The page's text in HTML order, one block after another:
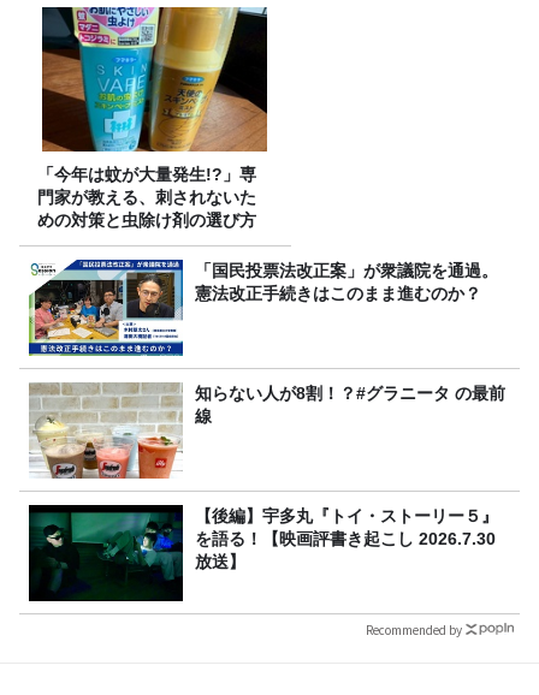
「今年は蚊が大量発生!?」専
門家が教える、刺されないた
めの対策と虫除け剤の選び方
「国民投票法改正案」が衆議院を通過。
憲法改正手続きはこのまま進むのか？
知らない人が8割！？#グラニータ の最前
線
【後編】宇多丸『トイ・ストーリー５』
を語る！【映画評書き起こし 2026.7.30
放送】
Recommended by